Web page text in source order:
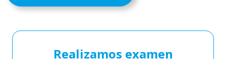
Realizamos examen